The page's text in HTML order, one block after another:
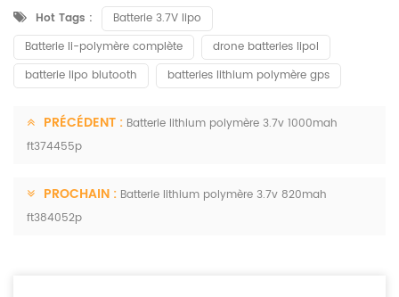
Hot Tags :
Batterie 3.7V lipo
Batterie li-polymère complète
drone batteries lipol
batterie lipo blutooth
batteries lithium polymère gps
PRÉCÉDENT : Batterie lithium polymère 3.7v 1000mah
ft374455p
PROCHAIN : Batterie lithium polymère 3.7v 820mah
ft384052p